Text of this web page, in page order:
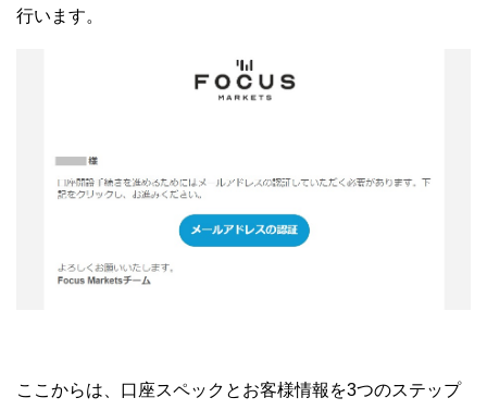
行います。
ここからは、口座スペックとお客様情報を3つのステップ